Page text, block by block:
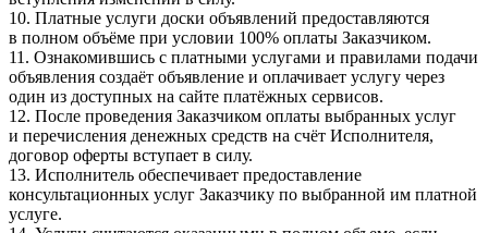
10. Платные услуги доски объявлений предоставляются
в полном объёме при условии 100% оплаты Заказчиком.
11. Ознакомившись с платными услугами и правилами подачи
объявления создаёт объявление и оплачивает услугу через
один из доступных на сайте платёжных сервисов.
12. После проведения Заказчиком оплаты выбранных услуг
и перечисления денежных средств на счёт Исполнителя,
договор оферты вступает в силу.
13. Исполнитель обеспечивает предоставление
консультационных услуг Заказчику по выбранной им платной
услуге.